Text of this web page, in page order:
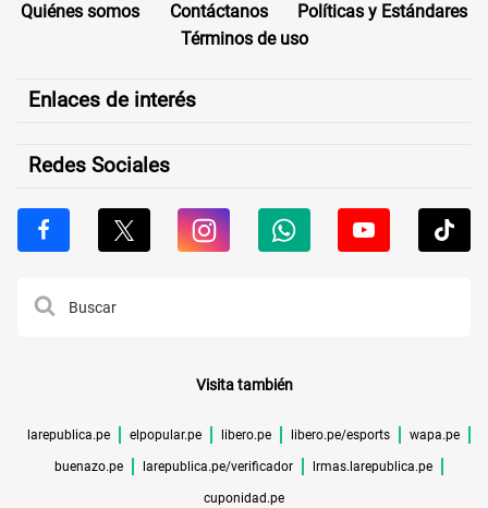
Quiénes somos Contáctanos
Políticas y Estándares
Términos de uso
Enlaces de interés
Redes Sociales
Visita también
larepublica.pe elpopular.pe libero.pe libero.pe/esports wapa.pe
buenazo.pe larepublica.pe/verificador lrmas.larepublica.pe
cuponidad.pe